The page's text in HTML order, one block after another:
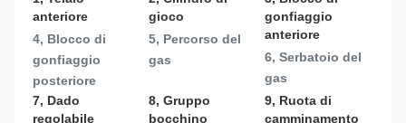
anteriore
4, Blocco di
gonfiaggio
posteriore
gioco
5, Percorso del
gas
gonfiaggio
anteriore
6, Serbatoio del
gas
7, Dado
regolabile
8, Gruppo
bocchino
9, Ruota di
camminamento